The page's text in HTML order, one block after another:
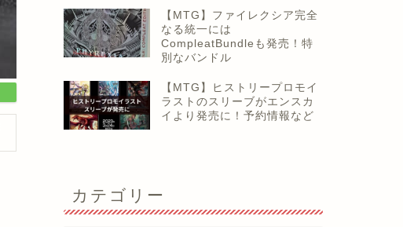
【MTG】ファイレクシア完全
なる統一には
CompleatBundleも発売！特
別なバンドル
【MTG】ヒストリープロモイ
ラストのスリーブがエンスカ
イより発売に！予約情報など
カテゴリー